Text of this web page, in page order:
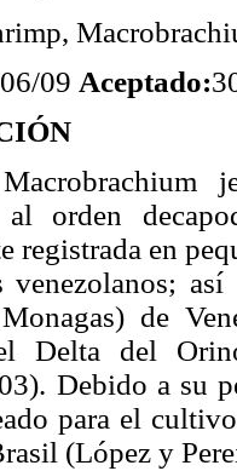
09 Aceptado:
al orden
registrada en
venezolanos;
de
Delta del
Debido a su
para el
(López y